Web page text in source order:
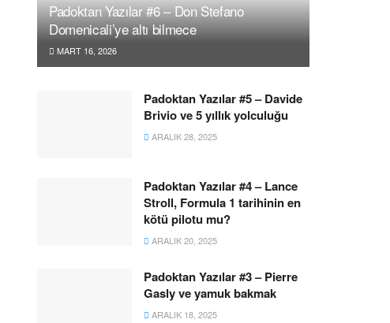
Padoktan Yazılar #6 – Don Stefano
Domenicali’ye altı bilmece
MART 16, 2026
Padoktan Yazılar #5 – Davide
Brivio ve 5 yıllık yolculuğu
ARALIK 28, 2025
Padoktan Yazılar #4 – Lance
Stroll, Formula 1 tarihinin en
kötü pilotu mu?
ARALIK 20, 2025
Padoktan Yazılar #3 – Pierre
Gasly ve yamuk bakmak
ARALIK 18, 2025